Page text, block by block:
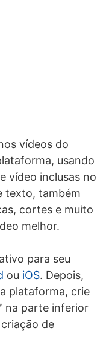
vídeos do
usando
vídeo inclusas no
texto, também
cortes e muito
melhor.
para seu
ou iOS. Depois,
plataforma, crie
na parte inferior
de